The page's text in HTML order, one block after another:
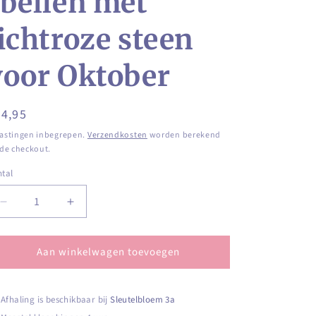
steen
Oktober
inbegrepen. Verzendkosten worden berekend
checkout.
Aantal
verlagen
voor
Zilverkleurige
geboortesteenoorbellen
lichtroze
steen
Aantal
verhogen
voor
Zilverkleurige
geboortesteenoorbellen
lichtroze
steen
Aan winkelwagen toevoegen
Afhaling is beschikbaar bijSleutelbloem 3a